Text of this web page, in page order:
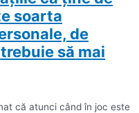
soarta
de
să mai
că atunci când în joc este